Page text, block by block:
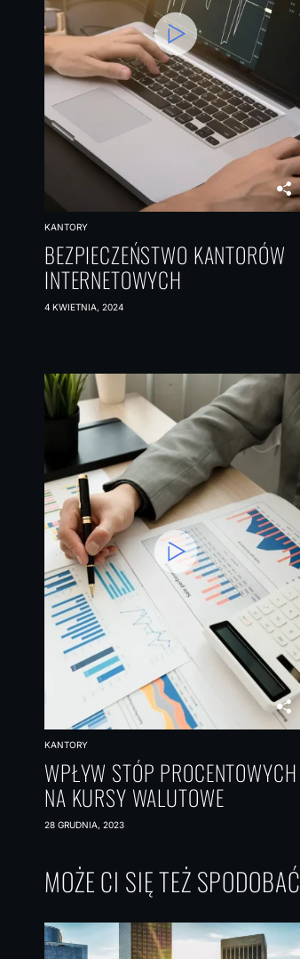
KANTORY
BEZPIECZEŃSTWO KANTORÓW
INTERNETOWYCH
4 KWIETNIA, 2024
KANTORY
WPŁYW STÓP PROCENTOWYCH
NA KURSY WALUTOWE
28 GRUDNIA, 2023
MOŻE CI SIĘ TEŻ SPODOBAĆ